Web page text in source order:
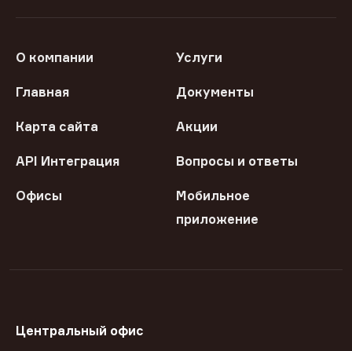
О компании Услуги
Главная Документы
Карта сайта Акции
API Интеграция Вопросы и ответы
Офисы
Мобильное
приложение
Центральный офис